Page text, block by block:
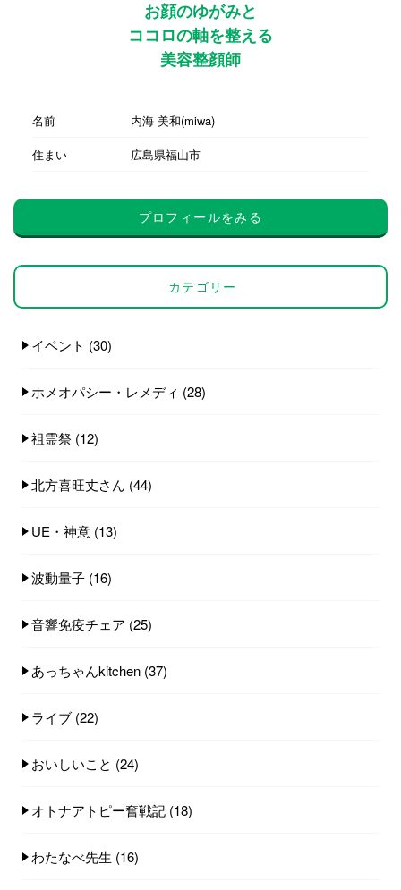
お顔のゆがみと
ココロの軸を整える
美容整顔師
名前
内海 美和(miwa)
住まい
広島県福山市
プロフィールをみる
カテゴリー
イベント (30)
ホメオパシー・レメディ (28)
祖霊祭 (12)
北方喜旺丈さん (44)
UE・神意 (13)
波動量子 (16)
音響免疫チェア (25)
あっちゃんkitchen (37)
ライブ (22)
おいしいこと (24)
オトナアトピー奮戦記 (18)
わたなべ先生 (16)